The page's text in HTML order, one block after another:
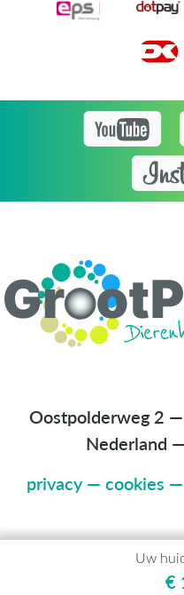
Uw
€
Oostpolderweg 2
Nederland —
privacy— cookies —